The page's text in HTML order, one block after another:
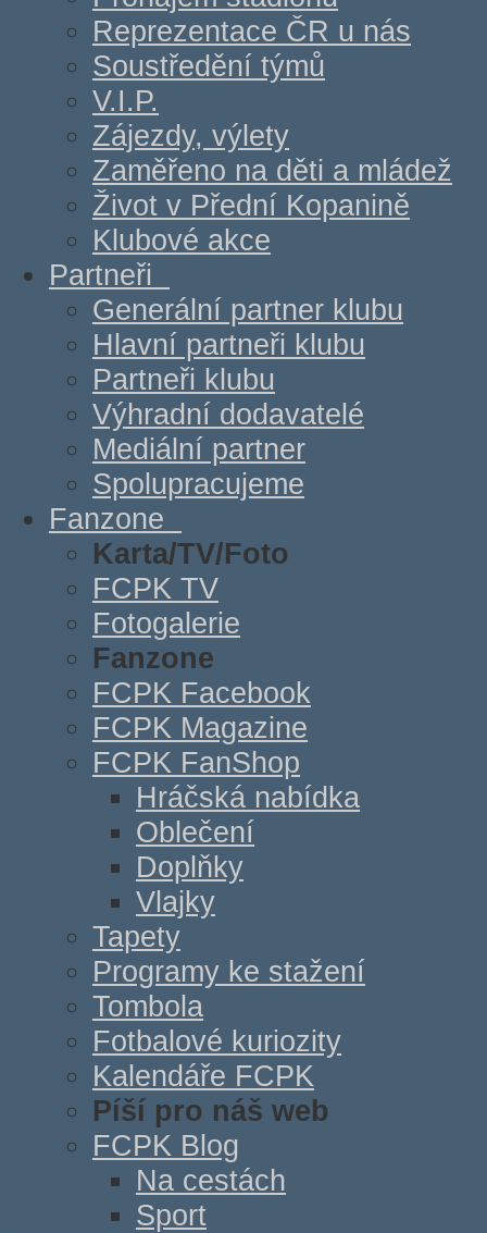
Reprezentace ČR u nás
Soustředění týmů
V.I.P.
Zájezdy, výlety
Zaměřeno na děti a mládež
Život v Přední Kopanině
Klubové akce
Partneři
Generální partner klubu
Hlavní partneři klubu
Partneři klubu
Výhradní dodavatelé
Mediální partner
Spolupracujeme
Fanzone
Karta/TV/Foto
FCPK TV
Fotogalerie
Fanzone
FCPK Facebook
FCPK Magazine
FCPK FanShop
Hráčská nabídka
Oblečení
Doplňky
Vlajky
Tapety
Programy ke stažení
Tombola
Fotbalové kuriozity
Kalendáře FCPK
Píší pro náš web
FCPK Blog
Na cestách
Sport